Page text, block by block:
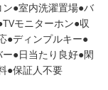
ン 室内洗濯置場 バ
TVモニターホン 収
ディンプルキー
ー 日当たり良好 閑
保証人不要